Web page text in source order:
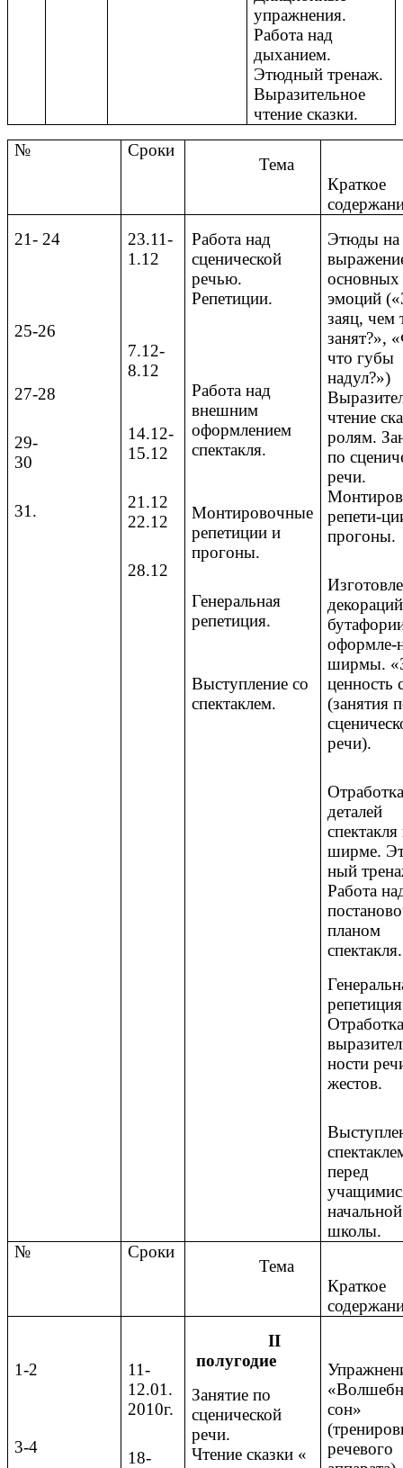
упражнения.
Работа над
дыханием.
Этюдный тренаж.
Выразительное
чтение сказки.
№
Сроки
Тема
Краткое
21- 24
25-26
27-28
29-
30
31.
23.11-
1.12
7.12-
8.12
14.12-
15.12
21.12
22.12
28.12
Работа над
сценической
речью.
Репетиции.
Работа над
внешним
оформлением
спектакля.
Монтировочные
репетиции и
прогоны.
Генеральная
репетиция.
Выступление со
спектаклем.
Этюды на
основных
эмоций
заяц, чем
занят?»,
что губы
надул?»)
чтение
ролям.
по
речи.
репети-
прогоны.
оформле-
ширмы.
ценность
(занятия
речи).
деталей
спектакля
ширме.
ный
Работа
планом
спектакля.
ности
жестов.
перед
начальной
школы.
№
Сроки
Тема
Краткое
1-2
3-4
11-
12.01.
2010г.
18-
II
полугодие
Занятие по
сценической
речи.
Чтение сказки «
сон»
речевого